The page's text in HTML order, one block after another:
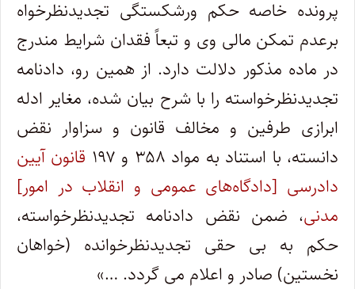
پرونده خاصه حکم ورشکستگی تجدیدنظرخواه
برعدم تمکن مالی وی و تبعاً فقدان شرایط مندرج
در ماده مذکور دلالت دارد. از همین رو، دادنامه
تجدیدنظرخواسته را با شرح بیان شده، مغایر ادله
ابرازی طرفین و مخالف قانون و سزاوار نقض
دانسته، با استناد به مواد ۳۵۸ و ۱۹۷
قانون آیین
دادرسی [دادگاه‌های عمومی و انقلاب در امور]
مدنی، ضمن نقض دادنامه تجدیدنظرخواسته،
حکم به بی حقی تجدیدنظرخوانده (خواهان
نخستین) صادر و اعلام می گردد. …»